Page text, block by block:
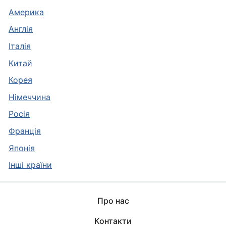
Америка
Англія
Італія
Китай
Корея
Німеччина
Росія
Франція
Японія
Інші країни
Про нас
Контакти